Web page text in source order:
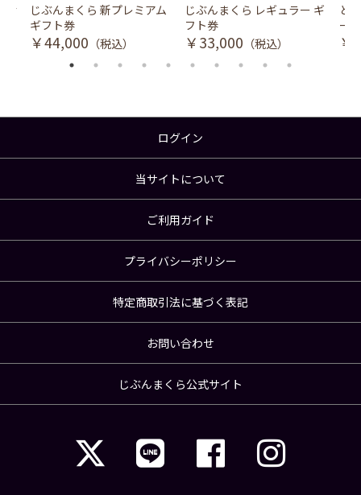
冷
じぶんまくら 新プレミアム
ギフト券
￥44,000 （税込）
じぶんまくら レギュラー ギ
フト券
￥33,000 （税込）
と
ース
￥
ログイン
当サイトについて
ご利用ガイド
プライバシーポリシー
特定商取引法に基づく表記
お問い合わせ
じぶんまくら公式サイト